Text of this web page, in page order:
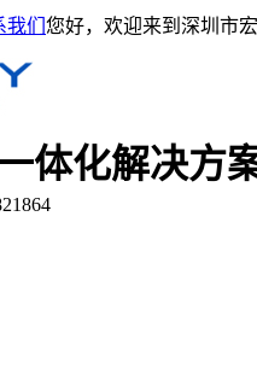
们 您好，欢迎来到深圳市
体化解决